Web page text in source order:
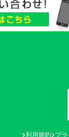
利用規約 プ